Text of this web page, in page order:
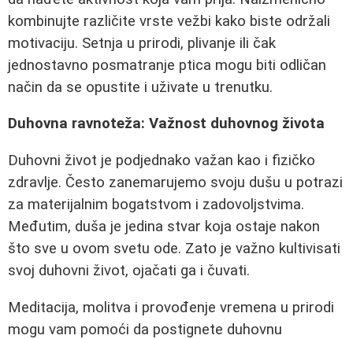
kombinujte različite vrste vežbi kako biste održali
motivaciju. Setnja u prirodi, plivanje ili čak
jednostavno posmatranje ptica mogu biti odličan
način da se opustite i uživate u trenutku.
Duhovna ravnoteža: Važnost duhovnog života
Duhovni život je podjednako važan kao i fizičko
zdravlje. Često zanemarujemo svoju dušu u potrazi
za materijalnim bogatstvom i zadovoljstvima.
Međutim, duša je jedina stvar koja ostaje nakon
što sve u ovom svetu ode. Zato je važno kultivisati
svoj duhovni život, ojačati ga i čuvati.
Meditacija, molitva i provođenje vremena u prirodi
mogu vam pomoći da postignete duhovnu